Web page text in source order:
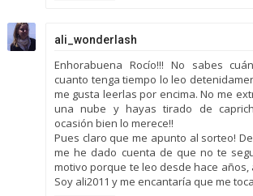
ali_wonderlash
Enhorabuena Rocío!!! No sabes
cuanto tenga tiempo lo leo
me gusta leerlas por encima. No me
una nube y hayas tirado de
ocasión bien lo merece!!
Pues claro que me apunto al sorteo!
me he dado cuenta de que no te
motivo porque te leo desde hace años,
Soy ali2011 y me encantaría que me